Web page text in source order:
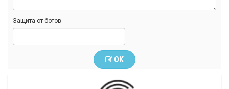
Защита от ботов
OK